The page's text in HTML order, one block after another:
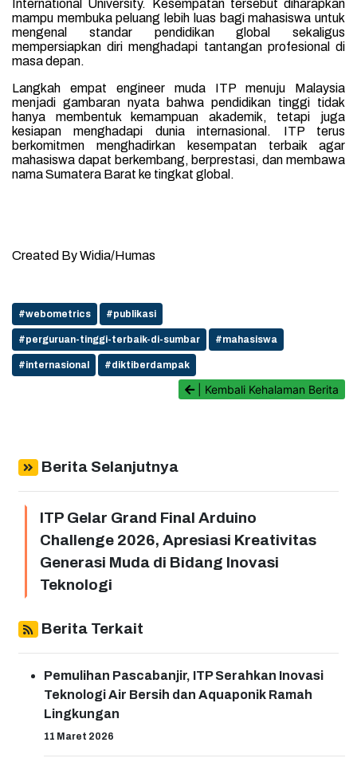
International University. Kesempatan tersebut diharapkan
mampu membuka peluang lebih luas bagi mahasiswa untuk
mengenal standar pendidikan global sekaligus
mempersiapkan diri menghadapi tantangan profesional di
masa depan.
Langkah empat engineer muda ITP menuju Malaysia
menjadi gambaran nyata bahwa pendidikan tinggi tidak
hanya membentuk kemampuan akademik, tetapi juga
kesiapan menghadapi dunia internasional. ITP terus
berkomitmen menghadirkan kesempatan terbaik agar
mahasiswa dapat berkembang, berprestasi, dan membawa
nama Sumatera Barat ke tingkat global.
Created By Widia/Humas
#webometrics #publikasi
#perguruan-tinggi-terbaik-di-sumbar #mahasiswa
#internasional #diktiberdampak
| Kembali Kehalaman Berita
Berita Selanjutnya
ITP Gelar Grand Final Arduino
Challenge 2026, Apresiasi Kreativitas
Generasi Muda di Bidang Inovasi
Teknologi
Berita Terkait
Pemulihan Pascabanjir, ITP Serahkan Inovasi
Teknologi Air Bersih dan Aquaponik Ramah
Lingkungan
11 Maret 2026